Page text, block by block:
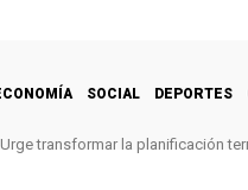
SOCIAL DEPORTES
transformar la planificación